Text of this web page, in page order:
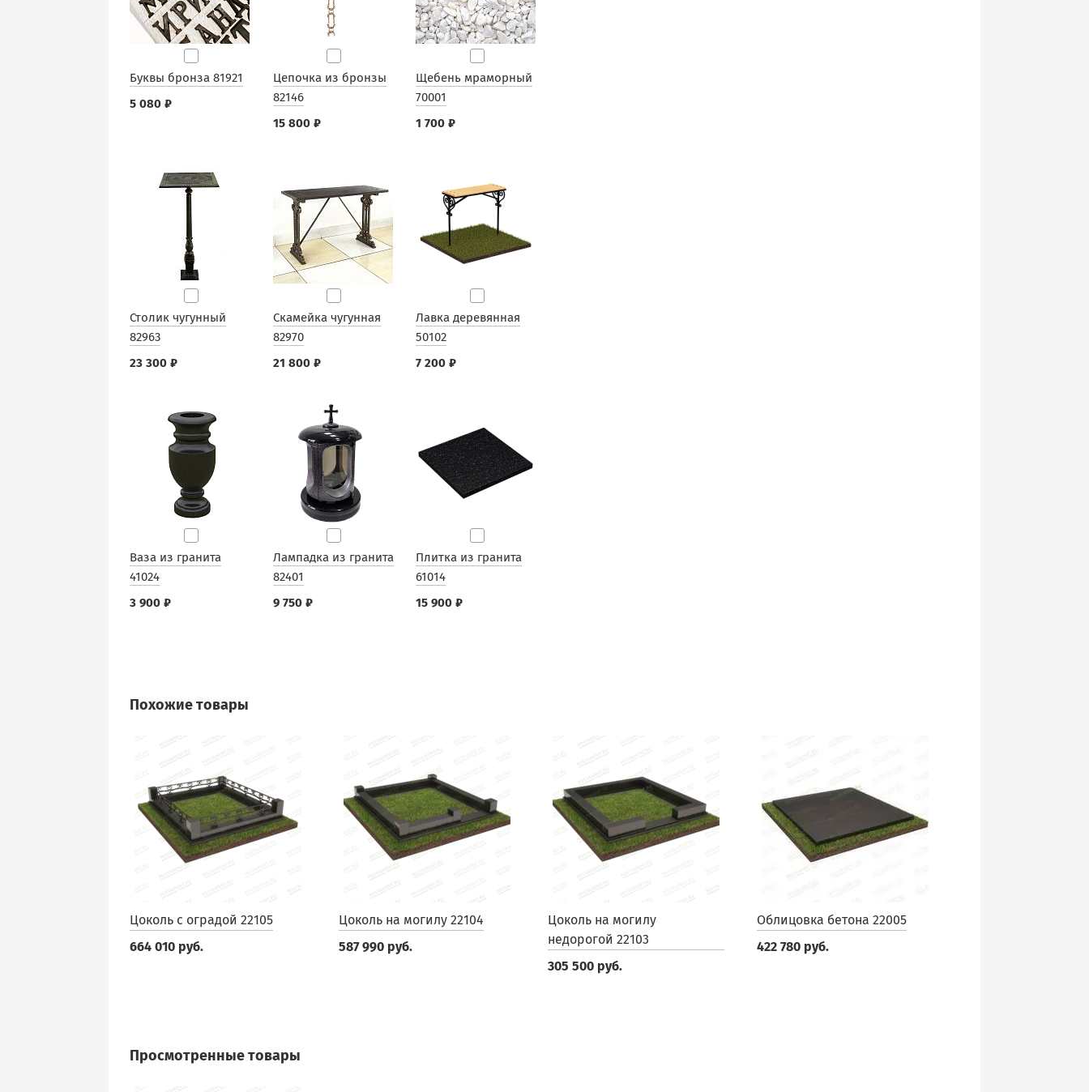
Буквы бронза 81921
5 080 ₽
Цепочка из бронзы
82146
15 800 ₽
Щебень мраморный
70001
1 700 ₽
Столик чугунный
82963
23 300 ₽
Скамейка чугунная
82970
21 800 ₽
Лавка деревянная
50102
7 200 ₽
Ваза из гранита
41024
3 900 ₽
Лампадка из гранита
82401
9 750 ₽
Плитка из гранита
61014
15 900 ₽
Похожие товары
Цоколь с оградой 22105
664 010 руб.
Цоколь на могилу 22104
587 990 руб.
Цоколь на могилу
недорогой 22103
305 500 руб.
Облицовка бетона 22005
422 780 руб.
Просмотренные товары